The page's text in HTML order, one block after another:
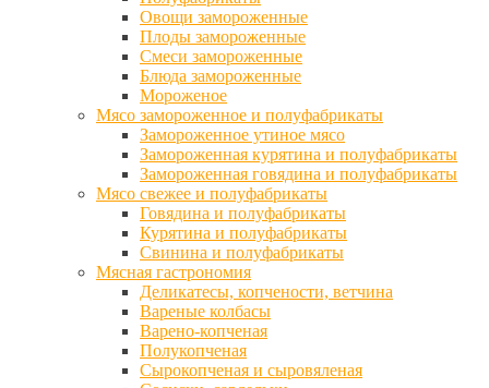
Овощи замороженные
Плоды замороженные
Смеси замороженные
Блюда замороженные
Мороженое
Мясо замороженное и полуфабрикаты
Замороженное утиное мясо
Замороженная курятина и полуфабрикаты
Замороженная говядина и полуфабрикаты
Мясо свежее и полуфабрикаты
Говядина и полуфабрикаты
Курятина и полуфабрикаты
Свинина и полуфабрикаты
Мясная гастрономия
Деликатесы, копчености, ветчина
Вареные колбасы
Варено-копченая
Полукопченая
Сырокопченая и сыровяленая